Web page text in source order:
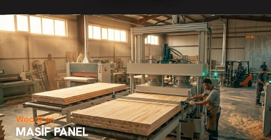
→
WoodPan
MASİF PANEL